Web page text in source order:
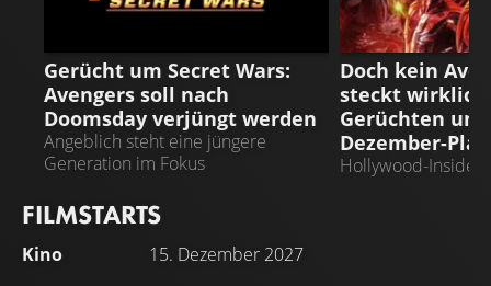
Gerücht um Secret Wars:
Avengers soll nach
Doomsday verjüngt werden
Angeblich steht eine jüngere
Generation im Fokus
AVENGERS 7
Doch kein
steckt
Gerüchten um
Dezember-
Hollywood-Insider
FILMSTARTS
Kino 15. Dezember 2027